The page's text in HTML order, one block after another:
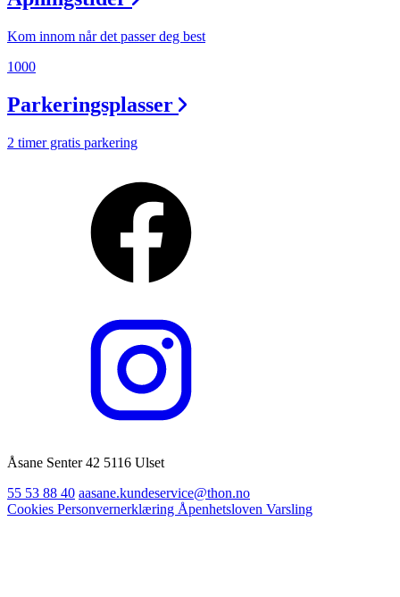
Kom innom når det passer deg best
1000
Parkeringsplasser
2 timer gratis parkering
Åsane Senter 42 5116 Ulset
55 53 88 40 aasane.kundeservice@thon.no
Cookies Personvernerklæring Åpenhetsloven Varsling